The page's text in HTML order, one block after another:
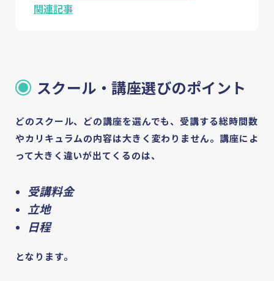
関連記事
スクール・講座選びのポイント
どのスクール、どの講座を選んでも、受講する総時間数
やカリキュラムの内容は大きく変わりません。講座によ
って大きく違いが出てくるのは、
受講料金
立地
日程
となります。